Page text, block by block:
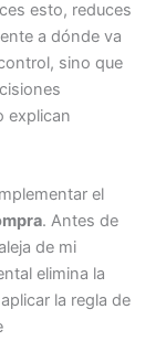
esto, reduces
a dónde va
sino que
explican
el
. Antes de
de mi
elimina la
la regla de